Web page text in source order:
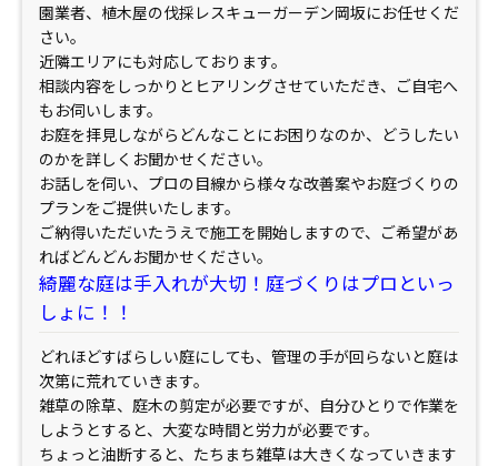
園業者、植木屋の伐採レスキューガーデン岡坂にお任せくだ
さい。
近隣エリアにも対応しております。
相談内容をしっかりとヒアリングさせていただき、ご自宅へ
もお伺いします。
お庭を拝見しながらどんなことにお困りなのか、どうしたい
のかを詳しくお聞かせください。
お話しを伺い、プロの目線から様々な改善案やお庭づくりの
プランをご提供いたします。
ご納得いただいたうえで施工を開始しますので、ご希望があ
ればどんどんお聞かせください。
綺麗な庭は手入れが大切！庭づくりはプロといっ
しょに！！
どれほどすばらしい庭にしても、管理の手が回らないと庭は
次第に荒れていきます。
雑草の除草、庭木の剪定が必要ですが、自分ひとりで作業を
しようとすると、大変な時間と労力が必要です。
ちょっと油断すると、たちまち雑草は大きくなっていきます